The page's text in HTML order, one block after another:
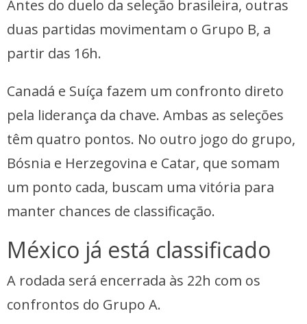
Antes do duelo da seleção brasileira, outras
duas partidas movimentam o Grupo B, a
partir das 16h.
Canadá e Suíça fazem um confronto direto
pela liderança da chave. Ambas as seleções
têm quatro pontos. No outro jogo do grupo,
Bósnia e Herzegovina e Catar, que somam
um ponto cada, buscam uma vitória para
manter chances de classificação.
México já está classificado
A rodada será encerrada às 22h com os
confrontos do Grupo A.